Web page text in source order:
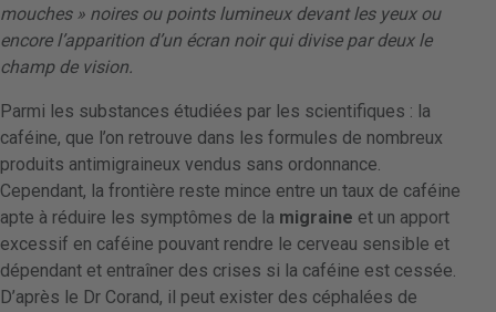
mouches » noires ou points lumineux devant les yeux ou
encore l’apparition d’un écran noir qui divise par deux le
champ de vision.
Parmi les substances étudiées par les scientifiques : la
caféine, que l’on retrouve dans les formules de nombreux
produits antimigraineux vendus sans ordonnance.
Cependant, la frontière reste mince entre un taux de caféine
apte à réduire les symptômes de la migraine et un apport
excessif en caféine pouvant rendre le cerveau sensible et
dépendant et entraîner des crises si la caféine est cessée.
D’après le Dr Corand, il peut exister des céphalées de